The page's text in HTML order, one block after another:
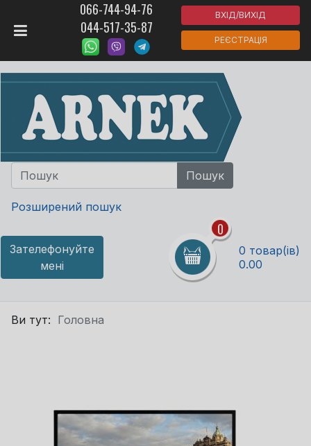
066-744-94-76
044-517-35-87
ВХІД/ВИХІД
РЕЄСТРАЦІЯ
Розширений пошук
Зателефонуйте
мені
0
0 товар(ів)
0.00
Ви тут: Головна